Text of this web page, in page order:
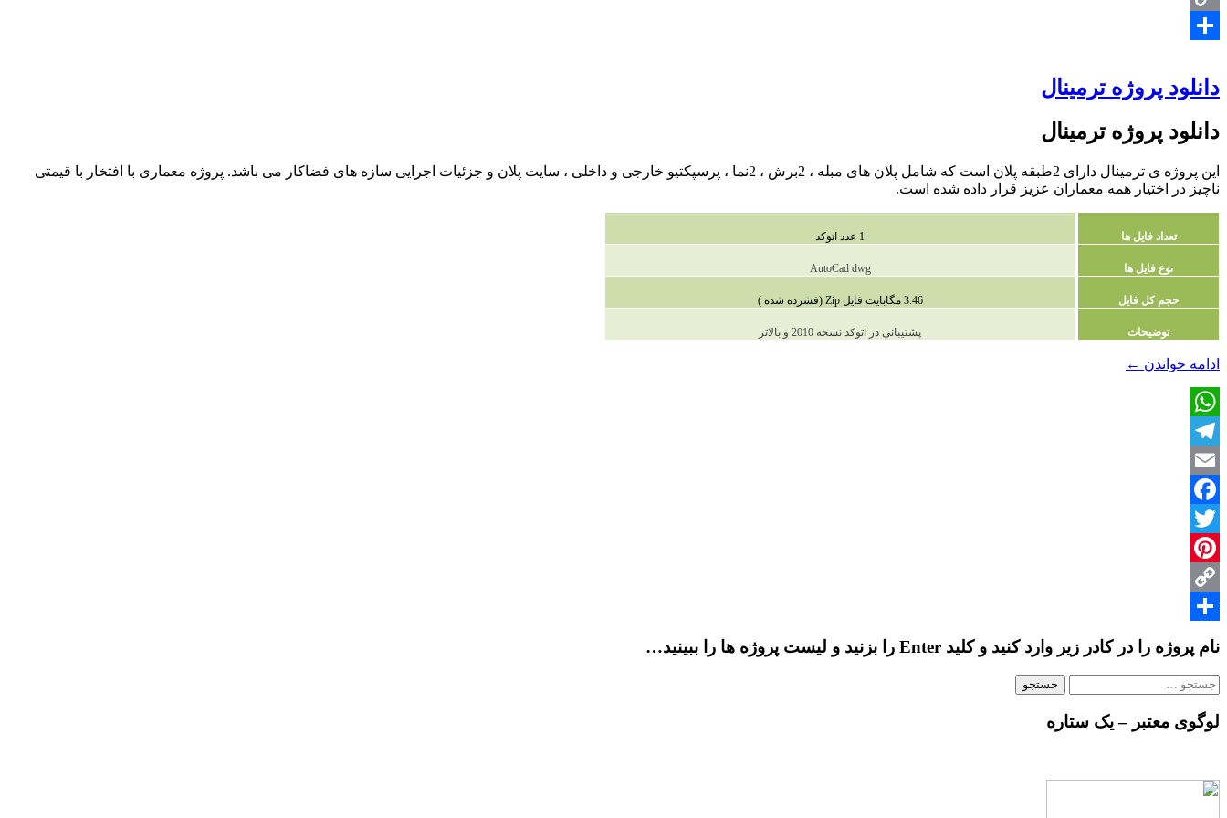
Copy
دانلود پروژه ترمینال
دانلود پروژه ترمینال
این پروژه ی ترمینال دارای 2طبقه پلان است که شامل پلان های مبله ، 2برش ، 2نما ، پرسپکتیو خارجی و داخلی ، سایت پلان و جزئیات اجرایی سازه های فضاکار می باشد. پروژه معماری با افتخار با قیمتی
ناچیز در اختیار همه معماران عزیز قرار داده شده است.
تعداد فایل ها 1 عدد اتوکد
نوع فایل ها AutoCad dwg
حجم کل فایل 3.46 مگابایت فایل Zip (فشرده شده )
توضیحات پشتیبانی در اتوکد نسخه 2010 و بالاتر
ادامه خواندن دانلود
←
WhatsApp
Telegram
Email
Facebook
Twitter
Pinterest
Copy
Link
Share
نام پروژه را در کادر زیر وارد کنید و کلید Enter را بزنید و لیست پروژه ها را ببینید…
جستجو
برای:
لوگوی معتبر – یک ستاره